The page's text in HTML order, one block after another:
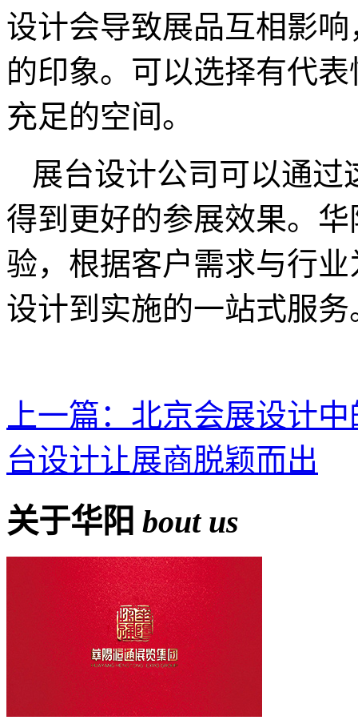
设计会导致展品互相影
的印象。可以选择有代
充足的空间。
展台设计公司可以通
得到更好的参展效果。
验，根据客户需求与行
设计到实施的一站式服务
上一篇：北京会展设计
台设计让展商脱颖而出
关于华阳 bout us